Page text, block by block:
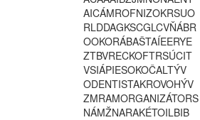
AICÁMROFNIZOKRSUO
RLDDAGKSCGLCVŇÁBR
OOKORÁBAŠTAÍEERYE
ZTBVRECKOFTRSÚCIT
VSIÁPIESOKOČALTÝV
ODENTISTAKROVOHÝV
ZMRAMORGANIZÁTORS
NÁMŽNARAKÉTOILBIB